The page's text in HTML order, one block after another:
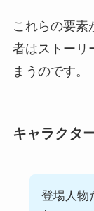
これらの要素
者はストーリ
まうのです。
キャラクタ
登場人物